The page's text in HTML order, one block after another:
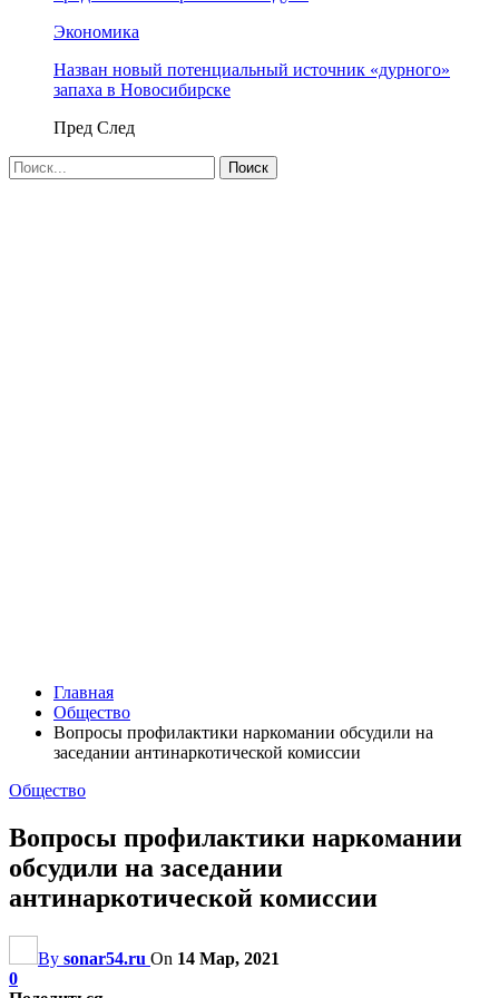
Экономика
Назван новый потенциальный источник «дурного»
запаха в Новосибирске
Пред След
Главная
Общество
Вопросы профилактики наркомании обсудили на
заседании антинаркотической комиссии
Общество
Вопросы профилактики наркомании
обсудили на заседании
антинаркотической комиссии
By sonar54.ru On 14 Мар, 2021
0